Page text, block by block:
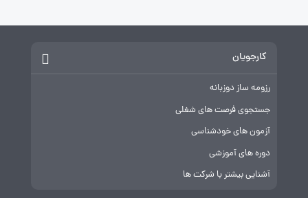
کارجویان
رزومه ساز دوزبانه
جستجوی فرصت های شغلی
آزمون های خودشناسی
دوره های آموزشی
آشنایی بیشتر با شرکت ها